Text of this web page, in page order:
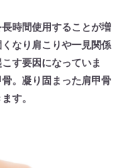
時間使用することが増
なり肩こりや一見関係
す要因になっていま
。凝り固まった肩甲骨
す。